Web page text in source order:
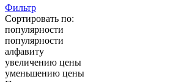
Фильтр
Сортировать по:
популярности
популярности
алфавиту
увеличению цены
уменьшению цены